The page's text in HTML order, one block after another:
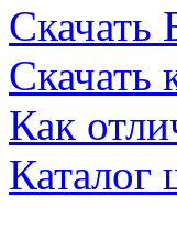
Скачать
Скачать
Как